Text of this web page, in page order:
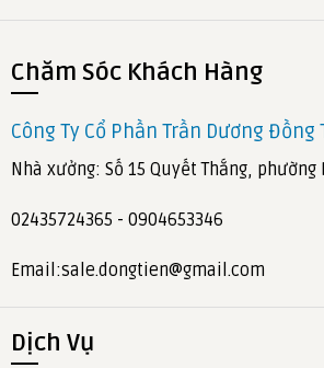
Chăm Sóc Khách Hàng
Công Ty Cổ Phần Trần Dương Đồng
Nhà xưởng: Số 15 Quyết Thắng,
02435724365 - 0904653346
Email:sale.dongtien@gmail.com
Dịch Vụ